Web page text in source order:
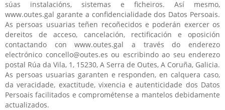
súas instalacións, sistemas e ficheiros. Así mesmo,
www.outes.gal garante a confidencialidade dos Datos Persoais.
As persoas usuarias teñen recoñecidos e poderán exercer os
dereitos de acceso, cancelación, rectificación e oposición
contactando con www.outes.gal a través do enderezo
electrónico concello@outes.es ou escribindo ao seu enderezo
postal Rúa da Vila, 1, 15230, A Serra de Outes, A Coruña, Galicia.
As persoas usuarias garanten e responden, en calquera caso,
da veracidade, exactitude, vixencia e autenticidade dos Datos
Persoais facilitados e comprométense a mantelos debidamente
actualizados.